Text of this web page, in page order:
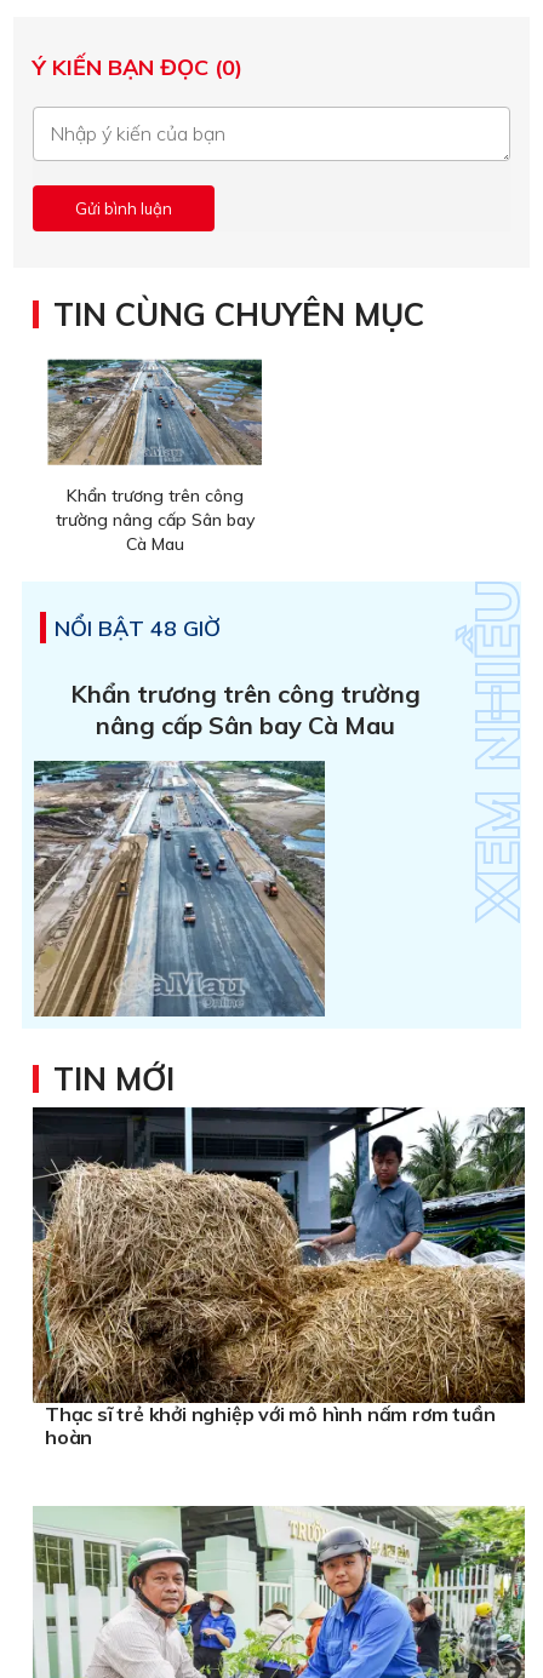
Ý KIẾN BẠN ĐỌC (0)
TIN CÙNG CHUYÊN MỤC
Khẩn trương trên công
trường nâng cấp Sân bay
Cà Mau
NỔI BẬT 48 GIỜ
Khẩn trương trên công trường
nâng cấp Sân bay Cà Mau
TIN MỚI
Thạc sĩ trẻ khởi nghiệp với mô hình nấm rơm tuần
hoàn